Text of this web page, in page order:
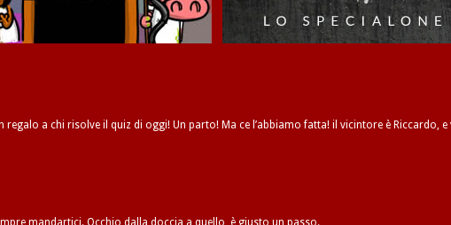
a chi risolve il quiz di oggi! Un parto! Ma ce l’abbiamo fatta! il vicintore è Riccardo, e
mandartici. Occhio dalla doccia a quello, è giusto un passo.